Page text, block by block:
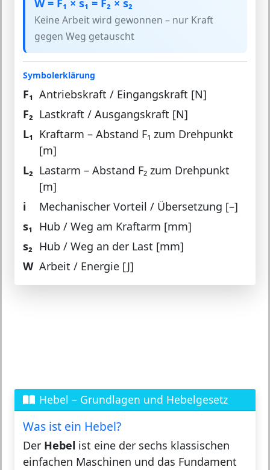
W = F₁ × s₁ = F₂ × s₂
Keine Arbeit wird gewonnen – nur Kraft
gegen Weg getauscht
Symbolerklärung
F₁ Antriebskraft / Eingangskraft [N]
F₂ Lastkraft / Ausgangskraft [N]
L₁ Kraftarm – Abstand F₁ zum Drehpunkt
[m]
L₂ Lastarm – Abstand F₂ zum Drehpunkt
[m]
i
Mechanischer Vorteil / Übersetzung [–]
s₁ Hub / Weg am Kraftarm [mm]
s₂ Hub / Weg an der Last [mm]
W Arbeit / Energie [J]
Hebel – Grundlagen und Hebelgesetz
Was ist ein Hebel?
Der Hebel ist eine der sechs klassischen
einfachen Maschinen und das Fundament